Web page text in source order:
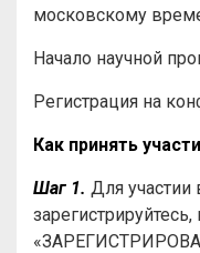
московскому
Начало научной
Регистрация на
Как принять
Шаг 1. Для участии